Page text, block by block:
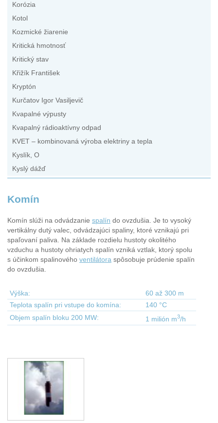
Korózia
Kotol
Kozmické žiarenie
Kritická hmotnosť
Kritický stav
Křižík František
Kryptón
Kurčatov Igor Vasiljevič
Kvapalné výpusty
Kvapalný rádioaktívny odpad
KVET – kombinovaná výroba elektriny a tepla
Kyslík, O
Kyslý dážď
Komín
Komín slúži na odvádzanie spalín do ovzdušia. Je to vysoký
vertikálny dutý valec, odvádzajúci spaliny, ktoré vznikajú pri
spaľovaní paliva. Na základe rozdielu hustoty okolitého
vzduchu a hustoty ohriatych spalín vzniká vztlak, ktorý spolu
s účinkom spalinového ventilátora spôsobuje prúdenie spalín
do ovzdušia.
Výška:
60 až 300 m
Teplota spalín pri vstupe do komína:
140 °C
Objem spalín bloku 200 MW:
1 milión m3/h